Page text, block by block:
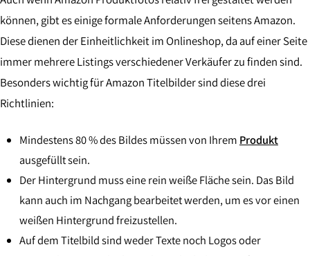
können, gibt es einige formale Anforderungen seitens Amazon.
Diese dienen der Einheitlichkeit im Onlineshop, da auf einer Seite
immer mehrere Listings verschiedener Verkäufer zu finden sind.
Besonders wichtig für Amazon Titelbilder sind diese drei
Richtlinien:
Mindestens 80 % des Bildes müssen von Ihrem Produkt
ausgefüllt sein.
Der Hintergrund muss eine rein weiße Fläche sein. Das Bild
kann auch im Nachgang bearbeitet werden, um es vor einen
weißen Hintergrund freizustellen.
Auf dem Titelbild sind weder Texte noch Logos oder